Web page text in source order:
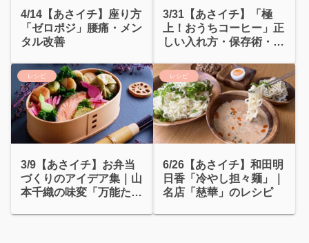
4/14【あさイチ】座り方
「ゼロポジ」腰痛・メン
タル改善
3/31【あさイチ】「極
上！おうちコーヒー」正
しい入れ方・保存術・ト
レシピ
3/9【あさイチ】お弁当
づくりのアイデア集｜山
本千織の味変「万能た
レシピ
6/26【あさイチ】和田明
日香「冷やし担々麺」｜
名店「慈華」のレシピ